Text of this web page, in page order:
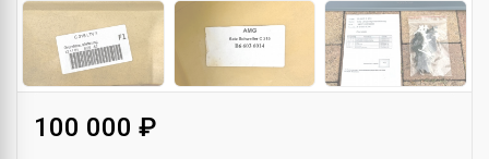
100 000 ₽